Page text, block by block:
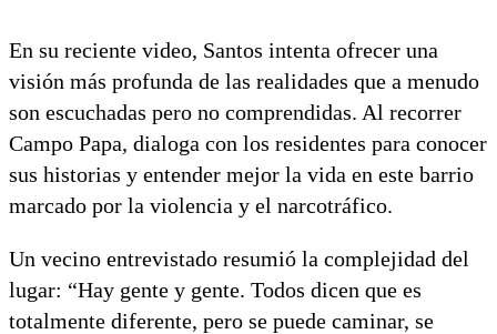
En su reciente video, Santos intenta ofrecer una
visión más profunda de las realidades que a menudo
son escuchadas pero no comprendidas. Al recorrer
Campo Papa, dialoga con los residentes para conocer
sus historias y entender mejor la vida en este barrio
marcado por la violencia y el narcotráfico.
Un vecino entrevistado resumió la complejidad del
lugar: “Hay gente y gente. Todos dicen que es
totalmente diferente, pero se puede caminar, se